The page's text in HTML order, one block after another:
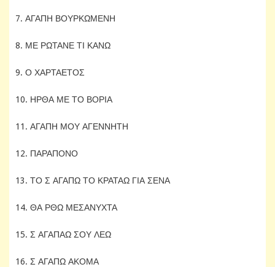
7. ΑΓΑΠΗ ΒΟΥΡΚΩΜΕΝΗ
8. ΜΕ ΡΩΤΑΝΕ ΤΙ ΚΑΝΩ
9. Ο ΧΑΡΤΑΕΤΟΣ
10. ΗΡΘΑ ΜΕ ΤΟ ΒΟΡΙΑ
11. ΑΓΑΠΗ ΜΟΥ ΑΓΕΝΝΗΤΗ
12. ΠΑΡΑΠΟΝΟ
13. ΤΟ Σ ΑΓΑΠΩ ΤΟ ΚΡΑΤΑΩ ΓΙΑ ΣΕΝΑ
14. ΘΑ ΡΘΩ ΜΕΣΑΝΥΧΤΑ
15. Σ ΑΓΑΠΑΩ ΣΟΥ ΛΕΩ
16. Σ ΑΓΑΠΩ ΑΚΟΜΑ